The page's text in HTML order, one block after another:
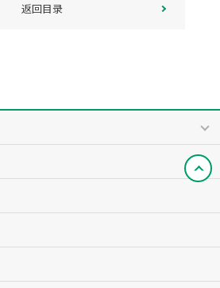
返回目录